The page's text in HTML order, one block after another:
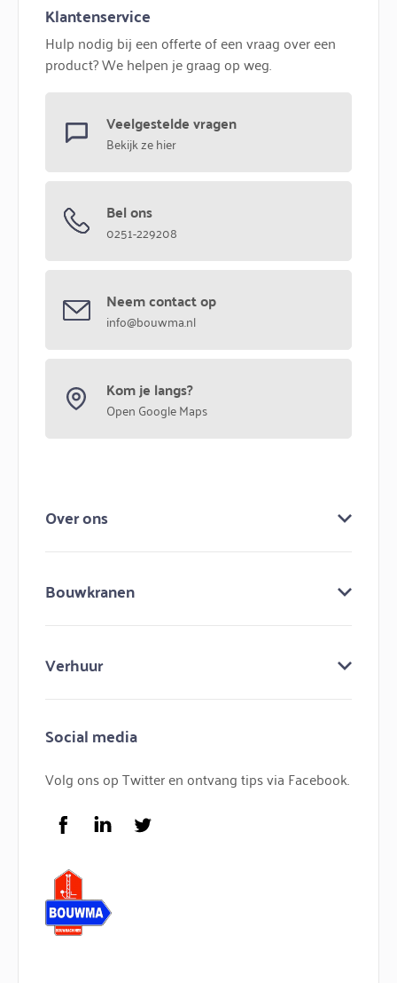
Klantenservice
Hulp nodig bij een offerte of een vraag over een
product? We helpen je graag op weg.
Veelgestelde vragen
Bekijk ze hier
Bel ons
0251-229208
Neem contact op
info@bouwma.nl
Kom je langs?
Open Google Maps
Over ons
Keuringen
Bouwkranen
Lijmkranen
Hijskranen
Verhuur
Bouwkraan huren
Bouwlift huren
FAQ
Social media
Volg ons op Twitter en ontvang tips via Facebook.
FacebookLinkedInTwitter